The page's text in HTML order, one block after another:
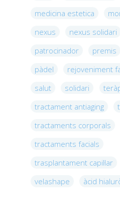
medicina estetica
nexus
nexus solidari
patrocinador
premis
pàdel
rejoveniment
salut
solidari
tractament antiaging
tractaments corporals
tractaments facials
trasplantament capil·lar
velashape
àcid